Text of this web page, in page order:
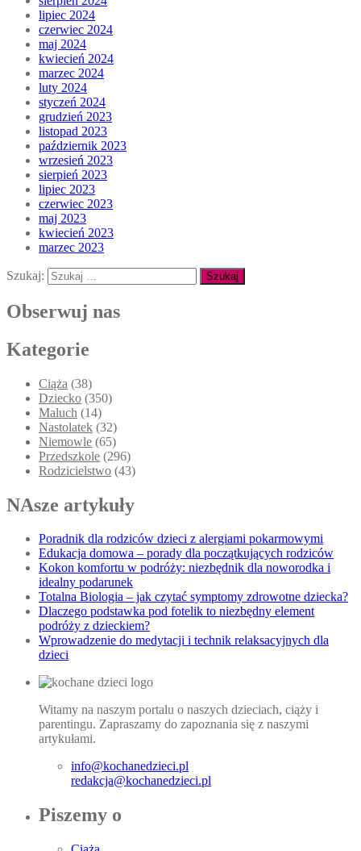
lipiec 2024
czerwiec 2024
maj 2024
kwiecień 2024
marzec 2024
luty 2024
styczeń 2024
grudzień 2023
listopad 2023
październik 2023
wrzesień 2023
sierpień 2023
lipiec 2023
czerwiec 2023
maj 2023
kwiecień 2023
marzec 2023
Szukaj:
Obserwuj nas
Kategorie
Ciąża (38)
Dziecko (350)
Maluch (14)
Nastolatek (32)
Niemowle (65)
Przedszkole (296)
Rodzicielstwo (43)
NAsze artykuły
Poradnik dla rodziców dzieci z alergiami pokarmowymi
Edukacja domowa – porady dla początkujących rodziców
Kokon komfortu w podróży: niezbędnik dla noworodka i
idealny podarunek
Totalna Biologia – jak czytać symptomy zdrowotne dziecka?
Dlaczego podstawka pod fotelik to niezbędny element
podróży z dzieckiem?
Wprowadzenie do medytacji i technik relaksacyjnych dla
dzieci
Witamy na naszym portalu o naszych dzieciach, ciąży i
parentingu. Zapraszamy do zapoznania się z naszymi
artykułami.
info@kochanedzieci.pl
redakcja@kochanedzieci.pl
Piszemy o